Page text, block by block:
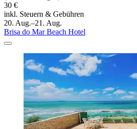
30 €
inkl. Steuern & Gebühren
20. Aug.–21. Aug.
Brisa do Mar Beach Hotel